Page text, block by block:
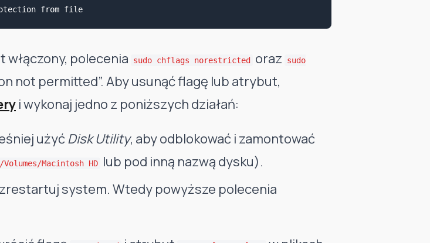
włączony, polecenia sudo chflags norestricted oraz sudo
not permitted”. Aby usunąć flagę lub atrybut,
i wykonaj jedno z poniższych działań:
użyćDisk Utility, aby odblokować i zamontować
/Volumes/Macintosh HD
lub pod inną nazwą dysku).
system. Wtedy powyższe polecenia